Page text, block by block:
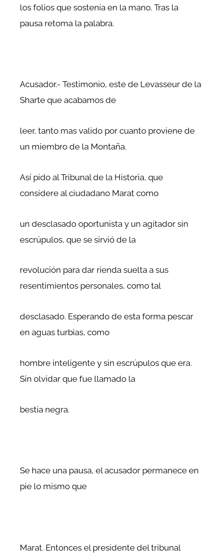
los folios que sostenía en la mano. Tras la
pausa retoma la palabra.
Acusador.- Testimonio, este de Levasseur de la
Sharte que acabamos de
leer, tanto mas valido por cuanto proviene de
un miembro de la Montaña.
Así pido al Tribunal de la Historia, que
considere al ciudadano Marat como
un desclasado oportunista y un agitador sin
escrúpulos, que se sirvió de la
revolución para dar rienda suelta a sus
resentimientos personales, como tal
desclasado. Esperando de esta forma pescar
en aguas turbias, como
hombre inteligente y sin escrúpulos que era.
Sin olvidar que fue llamado la
bestia negra.
Se hace una pausa, el acusador permanece en
pie lo mismo que
Marat. Entonces el presidente del tribunal